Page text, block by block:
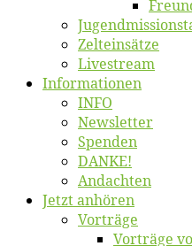
Zelt­ein­sät­ze
Live­stream
Informatio­nen
INFO
News­let­ter
Spen­den
DANKE!
An­dach­ten
Jetzt an­hö­ren
Vor­trä­ge
Vor­trä­ge